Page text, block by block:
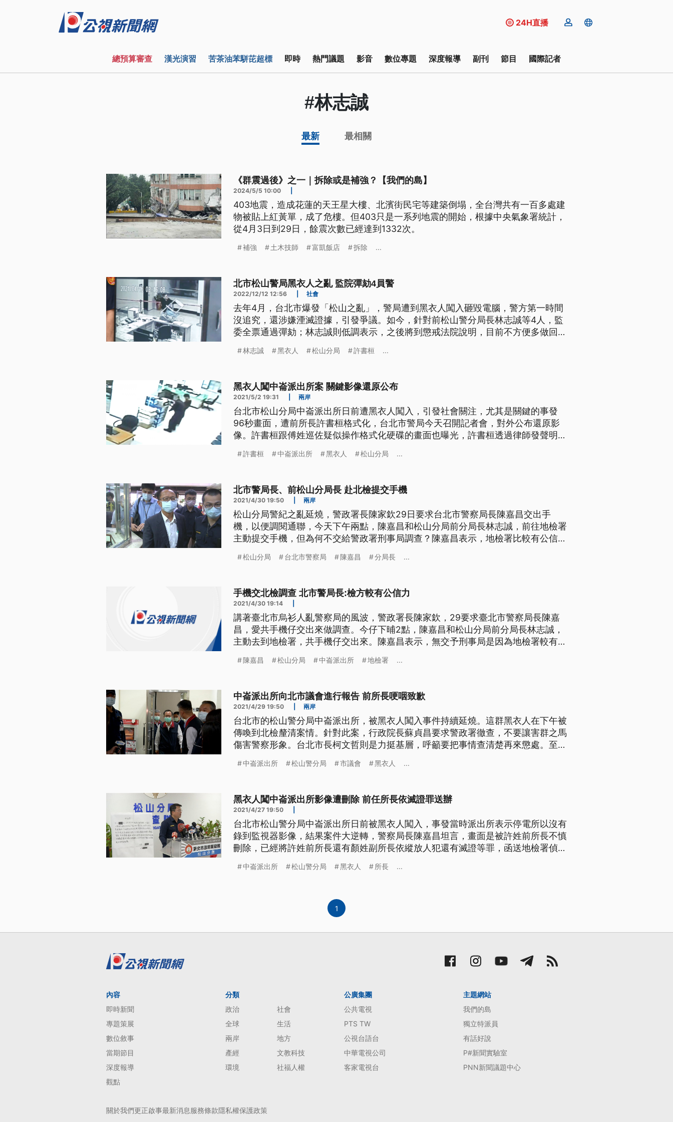
24H直播
總預算審查 漢光演習 苦茶油苯駢芘超標 即時 熱門議題 影音 數位專題 深度報導 副刊 節目 國際記者
#林志誠
最新 最相關
《群震過後》之一｜拆除或是補強？【我們的島】
2024/5/5 10:00
403地震，造成花蓮的天王星大樓、北濱街民宅等建築倒塌，全台灣共有一百多處建
物被貼上紅黃單，成了危樓。但403只是一系列地震的開始，根據中央氣象署統計，
從4月3日到29日，餘震次數已經達到1332次。
補強 土木技師 富凱飯店 拆除 ...
北市松山警局黑衣人之亂 監院彈劾4員警
2022/12/12 12:56 社會
去年4月，台北市爆發「松山之亂」，警局遭到黑衣人闖入砸毀電腦，警方第一時間
沒追究，還涉嫌湮滅證據，引發爭議。如今，針對前松山警分局長林志誠等4人，監
委全票通過彈劾；林志誠則低調表示，之後將到懲戒法院說明，目前不方便多做回
林志誠 黑衣人 松山分局 許書桓 ...
黑衣人闖中崙派出所案 關鍵影像還原公布
2021/5/2 19:31 兩岸
台北市松山分局中崙派出所日前遭黑衣人闖入，引發社會關注，尤其是關鍵的事發
96秒畫面，遭前所長許書桓格式化，台北市警局今天召開記者會，對外公布還原影
像。許書桓跟傅姓巡佐疑似操作格式化硬碟的畫面也曝光，許書桓透過律師發聲明否
分，10名黑衣人陸續橫越馬路，衝進台北市松山分局中崙派出所，對著松山分局體
許書桓 中崙派出所 黑衣人 松山分局 ...
北市警局長、前松山分局長 赴北檢提交手機
2021/4/30 19:50 兩岸
松山分局警紀之亂延燒，警政署長陳家欽29日要求台北市警察局長陳嘉昌交出手
機，以便調閱通聯，今天下午兩點，陳嘉昌和松山分局前分局長林志誠，前往地檢署
主動提交手機，但為何不交給警政署刑事局調查？陳嘉昌表示，地檢署比較有公信
正義。 史無前例，台北市警察局長陳嘉昌和松山分局前分局長林志誠兩個人，30日
松山分局 台北市警察局 陳嘉昌 分局長 ...
手機交北檢調查 北市警局長:檢方較有公信力
2021/4/30 19:14
講著臺北市烏衫人亂警察局的風波，警政署長陳家欽，29要求臺北市警察局長陳嘉
昌，愛共手機仔交出來做調查。今仔下晡2點，陳嘉昌和松山分局前分局長林志誠，
主動去到地檢署，共手機仔交出來。陳嘉昌表示，無交予刑事局是因為地檢署較有公
例，台北市警察局長陳嘉昌和松山分局前分局長林志誠兩個人，30號下午兩點，一
陳嘉昌 松山分局 中崙派出所 地檢署 ...
中崙派出所向北市議會進行報告 前所長哽咽致歉
2021/4/29 19:50 兩岸
台北市的松山警分局中崙派出所，被黑衣人闖入事件持續延燒。這群黑衣人在下午被
傳喚到北檢釐清案情。針對此案，行政院長蘇貞昌要求警政署徹查，不要讓害群之馬
傷害警察形象。台北市長柯文哲則是力挺基層，呼籲要把事情查清楚再來懲處。至於
法調查還原真相。 闖入台北市松山警分局中崙派出所鬧事，引發風波的同一群黑衣
中崙派出所 松山警分局 市議會 黑衣人 ...
黑衣人闖中崙派出所影像遭刪除 前任所長依滅證罪送辦
2021/4/27 19:50
台北市松山警分局中崙派出所日前被黑衣人闖入，事發當時派出所表示停電所以沒有
錄到監視器影像，結果案件大逆轉，警察局長陳嘉昌坦言，畫面是被許姓前所長不慎
刪除，已經將許姓前所長還有顏姓副所長依縱放人犯還有滅證等罪，函送地檢署偵
名黑衣人闖入中崙派出所破壞電腦，警方一度聲稱停電沒有錄到監視器影像，如今案
中崙派出所 松山警分局 黑衣人 所長 ...
1
內容
即時新聞
專題策展
數位敘事
當期節目
深度報導
觀點
分類
政治
社會
全球
生活
兩岸
地方
產經
文教科技
環境
社福人權
公廣集團
公共電視
PTS TW
公視台語台
中華電視公司
客家電視台
主題網站
我們的島
獨立特派員
有話好說
P#新聞實驗室
PNN新聞議題中心
關於我們更正啟事最新消息服務條款隱私權保護政策